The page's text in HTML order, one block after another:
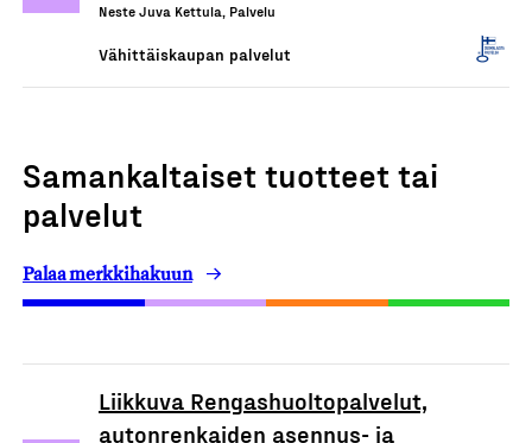
Neste Juva Kettula, Palvelu
Vähittäiskaupan palvelut
Samankaltaiset tuotteet tai
palvelut
Palaa merkkihakuun
Liikkuva Rengashuoltopalvelut,
autonrenkaiden asennus- ja